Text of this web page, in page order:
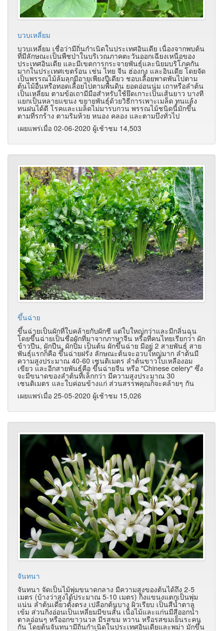
บวบเหลี่ยม
บวบเหลี่ยม เชื่อว่ามีถิ่นกำเนิดในประเทศอินเดีย เนื่องจากพบต้น
ที่มีลักษณะเป็นพืชป่าในบริเวณภาคตะวันออกเฉียงเหนือของ
ประเทศอินเดีย และมีเขตการกระจายพันธุ์และนิยมบริโภคกัน
มากในประเทศเขตร้อน เช่น ไทย จีน ฮ่องกง และอินเดีย โดยจัด
เป็นพรรณไม้ล้มลุกมีอายุเพียงปีเดียว ชอบเลื้อยพาดพันไปตาม
ต้นไม้อื่นหรือทอดเลื้อยไปตามพื้นดิน ยอดอ่อนนุ่ม เถาหรือลำต้น
เป็นเหลี่ยม ตามข้อเถามีมือสำหรับใช้ยึดเกาะเป็นเส้นยาว บางที
แยกเป็นหลายแขนง ขยายพันธุ์ด้วยวิธีการเพาะเมล็ด ทนแล้ง
ทนฝนได้ดี โรคและเมล็ดไม่มารบกวน พรรณไม้ชนิดนี้มักขึ้น
ตามที่รกร้าง ตามริมห้วย หนอง คลอง และตามบึงทั่วไป
เผยแพร่เมื่อ 02-06-2020 ผู้เช้าชม 14,503
ขึ้นฉ่าย
ขึ้นฉ่ายเป็นผักที่ใบคล้ายกับผักชี แต่ใบใหญ่กว่าและมีกลิ่นฉุน
โดยขึ้นฉ่ายเป็นชื่อผักที่มาจากภาษาจีน หรือที่คนไทยเรียกว่า ผัก
ข้าวปีน, ผักปืน, ผักปิ๋ม เป็นต้น ผักขึ้นฉ่าย มีอยู่ 2 สายพันธุ์ สาย
พันธุ์แรกก็คือ ขึ้นฉ่ายฝรั่ง ลักษณะต้นจะอวบใหญ่มาก ลำต้นมี
ความสูงประมาณ 40-60 เซนติเมตร ลำต้นขาวใบเหลืองอม
เขียว และอีกสายพันธุ์คือ ขึ้นฉ่ายจีน หรือ "Chinese celery" ซึ่ง
จะมีขนาดของลำต้นที่เล็กกว่า มีความสูงประมาณ 30
เซนติเมตร และใบค่อนข้างแก่ ส่วนสรรพคุณก็จะคล้ายๆ กัน
เผยแพร่เมื่อ 25-05-2020 ผู้เช้าชม 15,026
จันทนา
จันทนา จัดเป็นไม้พุ่มขนาดกลาง มีความสูงของต้นได้ถึง 2-5
เมตร (บ้างว่าสูงได้ประมาณ 5-10 เมตร) กิ่งแขนงแตกเป็นพุ่ม
แน่น ลำต้นเดี่ยวตั้งตรง เปลือกต้นบาง ผิวเรียบ เป็นสีน้ำตาล
เข้ม ส่วนกิ่งอ่อนเป็นเหลี่ยมมีขนสั้น เนื้อไม้และแก่นมีสีออกน้ำ
ตาลอ่อนๆ หรืออกขาวนวล มีรสขม หวาน หรือรสขมเย็นระคน
กัน โดยต้นจันทนามีถิ่นกำเนิดในประเทศอินเดียและพม่า มักขึ้น